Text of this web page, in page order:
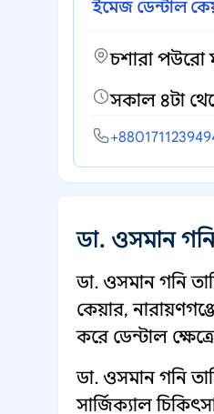
ইমেজ ডেন্টাল
চশারা পউরো
সকাল ৪টা
ডা. ওসমান
ডা. ওসমান গনি
কেয়ার,
করে ডেন্টাল
ডা. ওসমান গনি
সার্জিক্যাল